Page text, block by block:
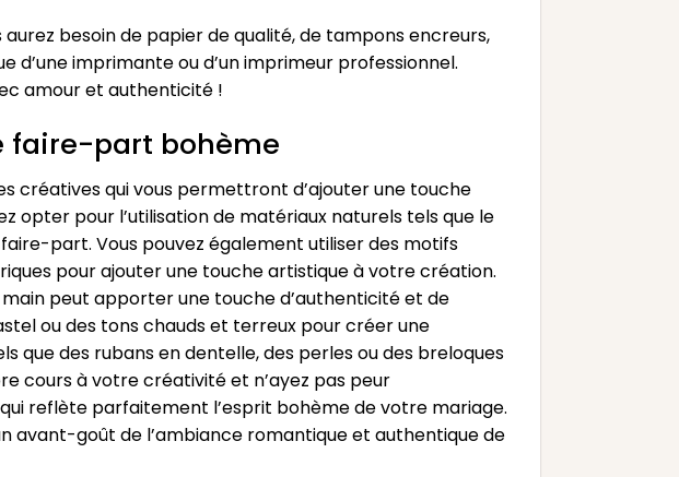
besoin de papier de qualité, de tampons encreurs,
d’une imprimante ou d’un imprimeur professionnel.
amour et authenticité !
faire-part bohème
créatives qui vous permettront d’ajouter une touche
opter pour l’utilisation de matériaux naturels tels que le
part. Vous pouvez également utiliser des motifs
pour ajouter une touche artistique à votre création.
peut apporter une touche d’authenticité et de
ou des tons chauds et terreux pour créer une
que des rubans en dentelle, des perles ou des breloques
cours à votre créativité et n’ayez pas peur
reflète parfaitement l’esprit bohème de votre mariage.
avant-goût de l’ambiance romantique et authentique de